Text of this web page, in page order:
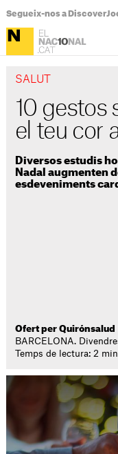
Segueix-nos a Discover
SALUT
10 gestos
el teu cor
Diversos estudis
Nadal augmenten
esdeveniments
Ofert per Quirónsalud
BARCELONA.
Temps de lectura: 2